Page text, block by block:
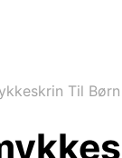
Til